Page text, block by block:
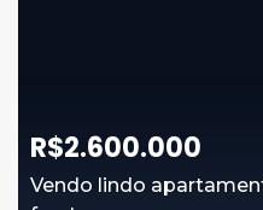
R$2.600.000
Vendo lindo